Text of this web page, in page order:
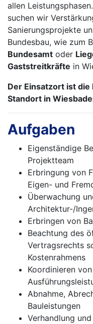
allen
suchen wir
Sanierungsprojekte
Bundesbau, wie zum
Bundesamt oder
Gaststreitkräfte in
Der Einsatzort ist die
Standort in
Aufgaben
Eigenständige
Projektteam
Erbringung von
Eigen- und
Überwachung
Architektur-/
Erbringen von
Beachtung des
Vertragsrechts
Kostenrahmens
Koordinieren
Abnahme,
Bauleistungen
Verhandlung